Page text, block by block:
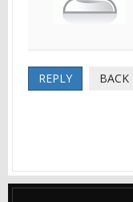
REPLY BACK